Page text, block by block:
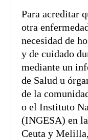
Para acreditar
otra
necesidad de
y de cuidado
mediante un
de Salud u
de la
o el Instituto
(INGESA) en
Ceuta y